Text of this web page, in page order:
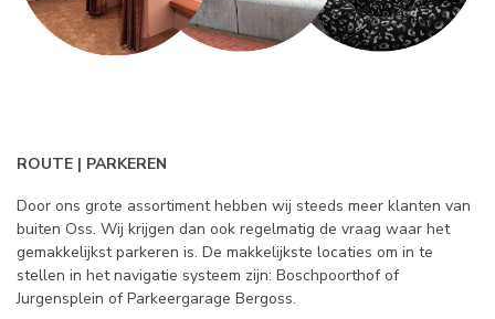
ROUTE | PARKEREN
Door ons grote assortiment hebben wij steeds meer klanten van
buiten Oss. Wij krijgen dan ook regelmatig de vraag waar het
gemakkelijkst parkeren is. De makkelijkste locaties om in te
stellen in het navigatie systeem zijn: Boschpoorthof of
Jurgensplein of Parkeergarage Bergoss.